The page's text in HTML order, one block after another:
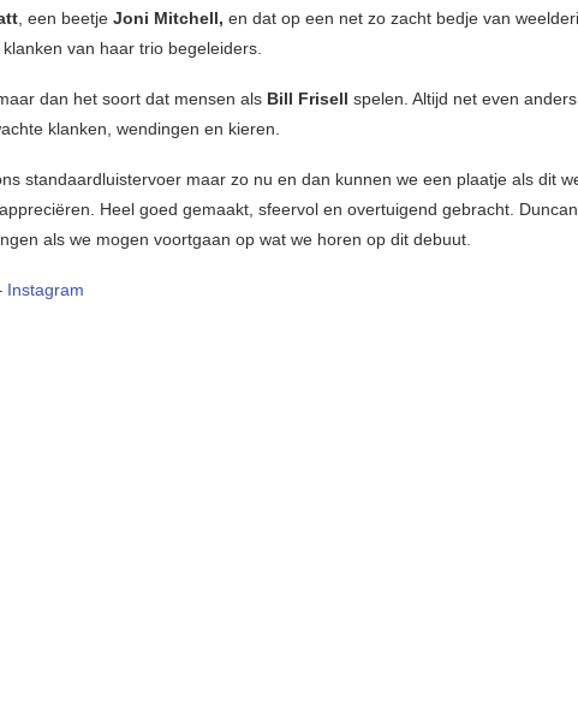
, een beetje Joni Mitchell, en dat op een net zo zacht bedje van
van haar trio begeleiders.
dan het soort dat mensen als Bill Frisell spelen. Altijd net even
klanken, wendingen en kieren.
standaardluistervoer maar zo nu en dan kunnen we een plaatje als dit
Heel goed gemaakt, sfeervol en overtuigend gebracht.
als we mogen voortgaan op wat we horen op dit debuut.
Instagram